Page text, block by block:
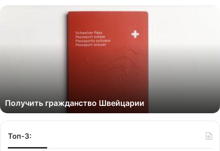
Получить гражданство Швейцарии
Топ-3: